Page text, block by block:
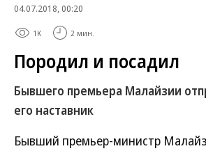
04.07.2018, 00:20
1K 2 мин.
Породил и посадил
Бывшего премьера Малайзии
его наставник
Бывший премьер-министр